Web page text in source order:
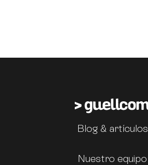
Blog & artículos
Nuestro equipo